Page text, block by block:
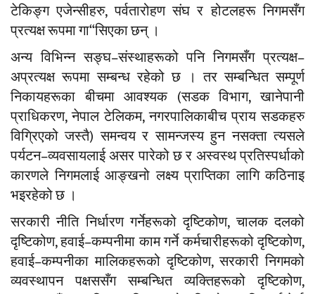
टेकिङ्ग एजेन्सीहरु, पर्वतारोहण संघ र होटलहरू निगमसँग
प्रत्यक्ष रूपमा गा“सिएका छन् ।
अन्य विभिन्न सङ्घ–संस्थाहरूको पनि निगमसँग प्रत्यक्ष–
अप्रत्यक्ष रूपमा सम्बन्ध रहेको छ । तर सम्बन्धित सम्पूर्ण
निकायहरूका बीचमा आवश्यक (सडक विभाग, खानेपानी
प्राधिकरण, नेपाल टेलिकम, नगरपालिकाबीच प्राय सडकहरु
विग्रिएको जस्तै) समन्वय र सामन्जस्य हुन नसक्ता त्यसले
पर्यटन–व्यवसायलाई असर पारेको छ र अस्वस्थ प्रतिस्पर्धाको
कारणले निगमलाई आङ्खनो लक्ष्य प्राप्तिका लागि कठिनाइ
भइरहेको छ ।
सरकारी नीति निर्धारण गर्नेहरूको दृष्टिकोण, चालक दलको
दृष्टिकोण, हवाई–कम्पनीमा काम गर्ने कर्मचारीहरूको दृष्टिकोण,
हवाई–कम्पनीका मालिकहरूको दृष्टिकोण, सरकारी निगमको
व्यवस्थापन पक्षससँग सम्बन्धित व्यक्तिहरूको दृष्टिकोण,